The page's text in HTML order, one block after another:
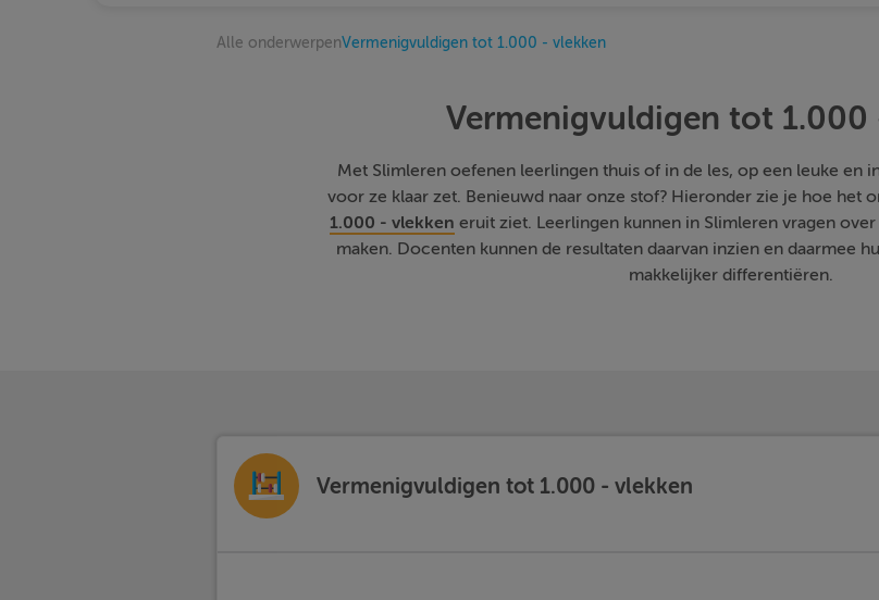
Alle onderwerpenVermenigvuldigen tot 1.000 - vlekken
Vermenigvuldigen tot 1.000
Met Slimleren oefenen leerlingen thuis of in de les, op een leuke en
voor ze klaar zet. Benieuwd naar onze stof? Hieronder zie je hoe het
1.000 - vlekken eruit ziet. Leerlingen kunnen in Slimleren vragen
maken. Docenten kunnen de resultaten daarvan inzien en daarmee
makkelijker differentiëren.
Vermenigvuldigen tot 1.000 - vlekken